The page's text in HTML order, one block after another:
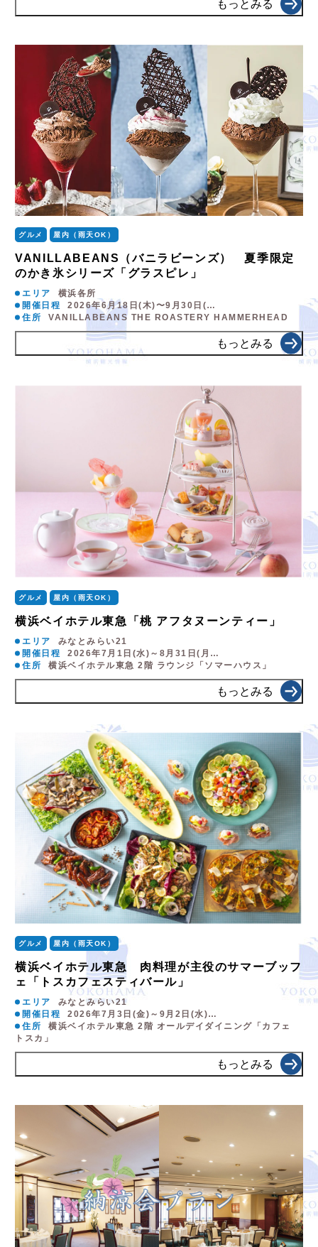
もっとみる
グルメ 屋内（雨天OK）
VANILLABEANS（バニラビーンズ） 夏季限定
のかき氷シリーズ「グラスピレ」
エリア
横浜各所
開催日程
2026年6月18日(木)〜9月30日(…
住所
VANILLABEANS THE ROASTERY HAMMERHEAD
もっとみる
グルメ 屋内（雨天OK）
横浜ベイホテル東急「桃 アフタヌーンティー」
エリア
みなとみらい21
開催日程
2026年7月1日(水)～8月31日(月…
住所
横浜ベイホテル東急 2階 ラウンジ「ソマーハウス」
もっとみる
グルメ 屋内（雨天OK）
横浜ベイホテル東急 肉料理が主役のサマーブッフ
ェ「トスカフェスティバール」
エリア
みなとみらい21
開催日程
2026年7月3日(金)～9月2日(水)…
住所
横浜ベイホテル東急 2階 オールデイダイニング「カフェ
トスカ」
もっとみる